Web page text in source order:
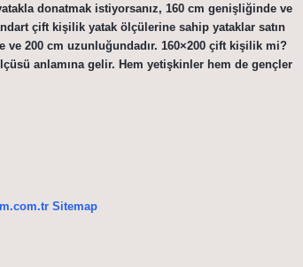
donatmak istiyorsanız, 160 cm genişliğinde ve
çift kişilik yatak ölçülerine sahip yataklar satın
200 cm uzunluğundadır. 160×200 çift kişilik mi?
anlamına gelir. Hem yetişkinler hem de gençler
Sitemap